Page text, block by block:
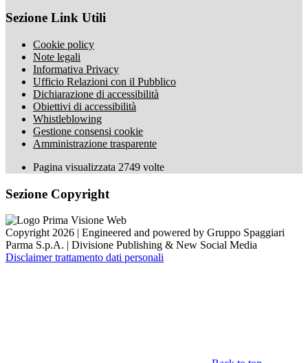
Sezione Link Utili
Cookie policy
Note legali
Informativa Privacy
Ufficio Relazioni con il Pubblico
Dichiarazione di accessibilità
Obiettivi di accessibilità
Whistleblowing
Gestione consensi cookie
Amministrazione trasparente
Pagina visualizzata 2749 volte
Sezione Copyright
Copyright 2026 | Engineered and powered by Gruppo Spaggiari
Parma S.p.A. | Divisione Publishing & New Social Media
Disclaimer trattamento dati personali